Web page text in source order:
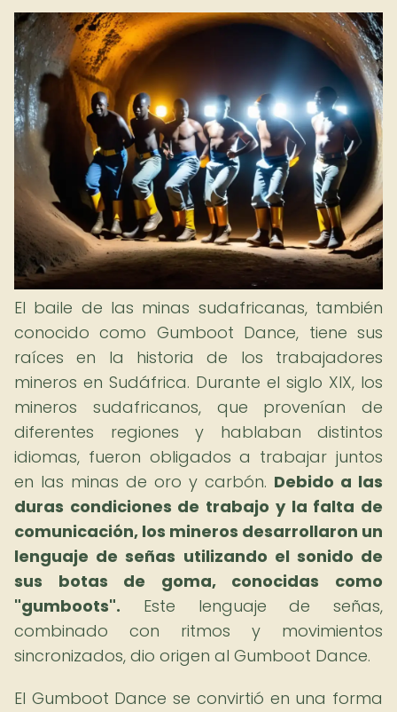
El baile de las minas sudafricanas, también
conocido como Gumboot Dance, tiene sus
raíces en la historia de los trabajadores
mineros en Sudáfrica. Durante el siglo XIX, los
mineros sudafricanos, que provenían de
diferentes regiones y hablaban distintos
idiomas, fueron obligados a trabajar juntos
en las minas de oro y carbón. Debido a las
duras condiciones de trabajo y la falta de
comunicación, los mineros desarrollaron un
lenguaje de señas utilizando el sonido de
sus botas de goma, conocidas como
"gumboots". Este lenguaje de señas,
combinado con ritmos y movimientos
sincronizados, dio origen al Gumboot Dance.
El Gumboot Dance se convirtió en una forma